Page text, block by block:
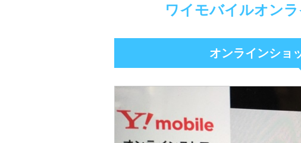
ワイモバイルオン
オンラインショ